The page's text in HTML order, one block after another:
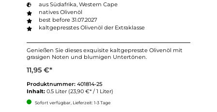
aus Südafrika, Western Cape
natives Olivenöl
best before 31.07.2027
kaltgepresstes Olivenöl der Extraklasse
Genießen Sie dieses exquisite kaltgepresste Olivenöl mit
grasigen Noten und blumigen Untertönen.
11,95 €*
Produktnummer: 401814-25
Inhalt: 0.5 Liter (23,90 €* / 1 Liter)
Sofort verfügbar, Lieferzeit: 1-3 Tage